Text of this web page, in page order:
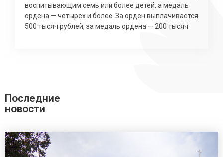
воспитывающим семь или более детей, а медаль
ордена — четырех и более. За орден выплачивается
500 тысяч рублей, за медаль ордена — 200 тысяч.
Последние
новости